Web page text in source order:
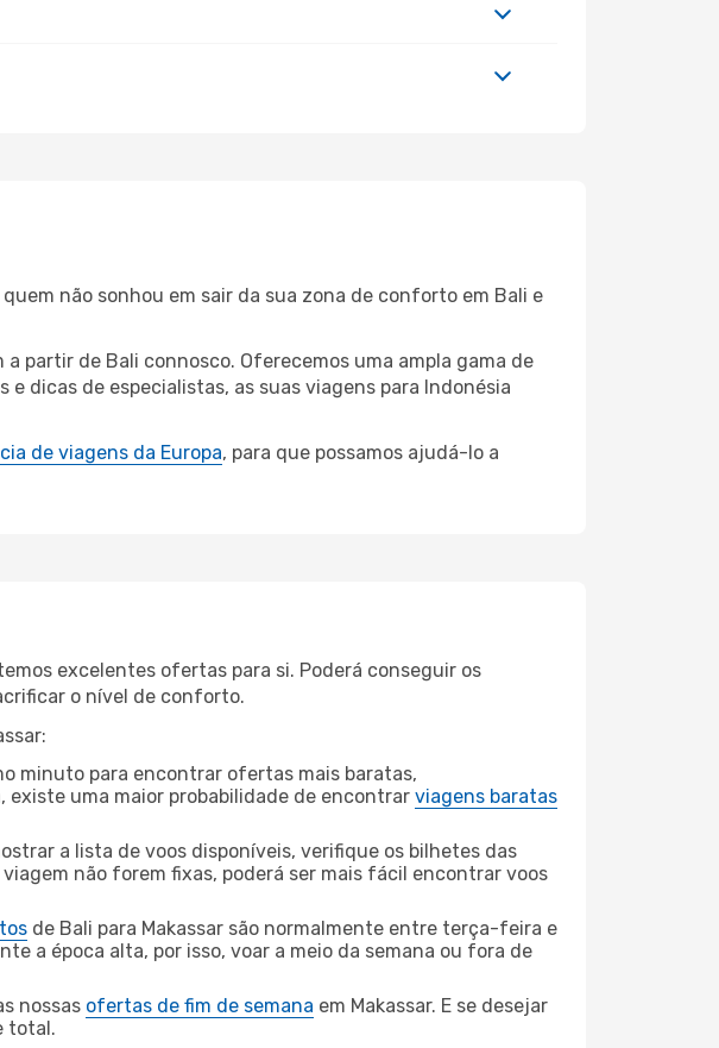
não sonhou em sair da sua zona de conforto em Bali e
partir de Bali connosco. Oferecemos uma ampla gama de
dicas de especialistas, as suas viagens para Indonésia
de viagens da Europa, para que possamos ajudá-lo a
excelentes ofertas para si. Poderá conseguir os
o nível de conforto.
minuto para encontrar ofertas mais baratas,
existe uma maior probabilidade de encontrar viagens baratas
a lista de voos disponíveis, verifique os bilhetes das
não forem fixas, poderá ser mais fácil encontrar voos
de Bali para Makassar são normalmente entre terça-feira e
a época alta, por isso, voar a meio da semana ou fora de
nossas ofertas de fim de semana em Makassar. E se desejar
total.